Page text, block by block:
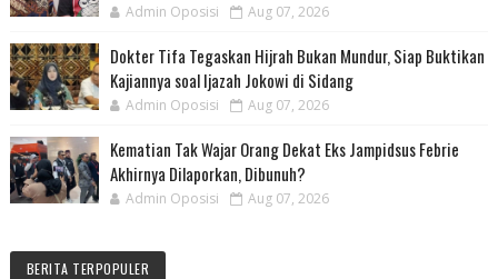
Admin Oposisi Aug 07, 2026
Dokter Tifa Tegaskan Hijrah Bukan Mundur, Siap Buktikan
Kajiannya soal Ijazah Jokowi di Sidang
Admin Oposisi Aug 07, 2026
Kematian Tak Wajar Orang Dekat Eks Jampidsus Febrie
Akhirnya Dilaporkan, Dibunuh?
Admin Oposisi Aug 07, 2026
BERITA TERPOPULER